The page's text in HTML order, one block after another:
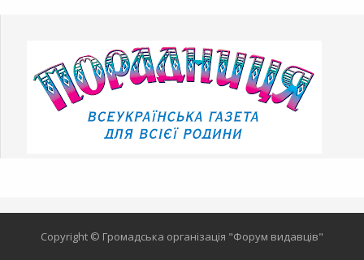
Copyright © Громадська організація "Форум видавців"